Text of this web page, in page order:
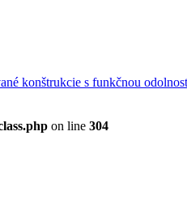
konštrukcie s funkčnou
on line 304